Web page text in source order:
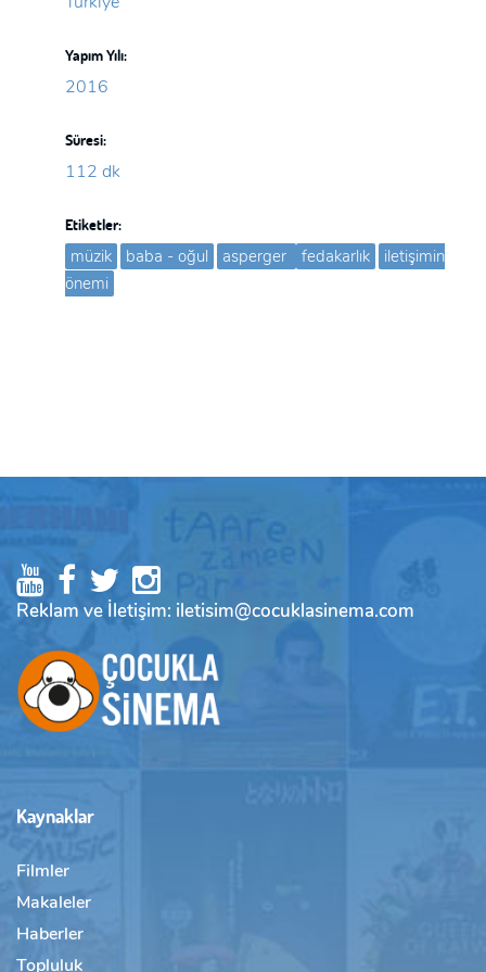
Yapım Yılı:
2016
Süresi:
112 dk
Etiketler:
müzik baba - oğul asperger fedakarlık
iletişimin
önemi
Reklam ve İletişim: iletisim@cocuklasinema.com
Kaynaklar
Filmler
Makaleler
Haberler
Topluluk